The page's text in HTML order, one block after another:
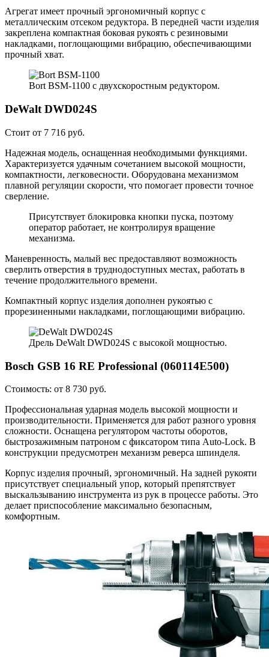
Агрегат имеет прочный эргономичный корпус с
металлическим отсеком редуктора. В передней части изделия
закреплена компактная боковая рукоять с резиновыми
накладками, поглощающими вибрацию, обеспечивающими
прочный хват.
Bort BSM-1100 с двухскоростным редуктором.
DeWalt DWD024S
Стоит от 7 716 руб.
Надежная модель, оснащенная необходимыми функциями.
Характеризуется удачным сочетанием высокой мощности,
компактности, легковесности. Оборудована механизмом
плавной регуляции скорости, что помогает провести точное
сверление.
Присутствует блокировка кнопки пуска, поэтому
оператор работает, не контролируя вращение
механизма.
Маневренность, малый вес предоставляют возможность
сверлить отверстия в труднодоступных местах, работать в
течение продолжительного времени.
Компактный корпус изделия дополнен рукоятью с
прорезиненными накладками, поглощающими вибрацию.
Дрель DeWalt DWD024S с высокой мощностью.
Bosch GSB 16 RE Professional (060114E500)
Стоимость: от 8 730 руб.
Профессиональная ударная модель высокой мощности и
производительности. Применяется для работ разного уровня
сложности. Оснащена регулятором частоты оборотов,
быстрозажимным патроном с фиксатором типа Auto-Lock. В
конструкции предусмотрен механизм реверса шпинделя.
Корпус изделия прочный, эргономичный. На задней рукояти
присутствует специальный упор, который препятствует
выскальзыванию инструмента из рук в процессе работы. Это
делает приспособление максимально безопасным,
комфортным.